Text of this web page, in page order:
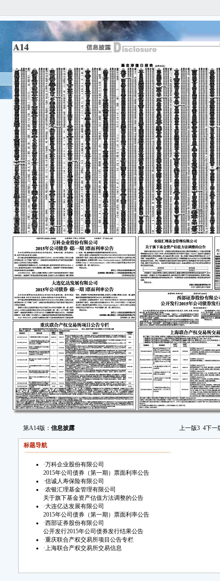
第A14版： 信息披露 上一版3 4下一
标题导航
·万科企业股份有限公司
2015年公司债券（第一期）票面利率公告
·信诚人寿保险有限公司
·农银汇理基金管理有限公司
关于旗下基金资产估值方法调整的公告
·大连亿达发展有限公司
2015年公司债券（第一期）票面利率公告
·西部证券股份有限公司
公开发行2015年公司债券发行结果公告
·重庆联合产权交易所项目公告专栏
·上海联合产权交易所交易信息
实、
遗漏
合格
券，
司债
份有
（以
亿元
者询
际发
券代
亿元
年末
权，
为